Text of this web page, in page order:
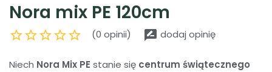
Nora mix PE 120cm
star_borderstar_borderstar_borderstar_borderstar_border (0 opinii) rate_review dodaj opinię
Niech Nora Mix PE stanie się centrum świątecznego